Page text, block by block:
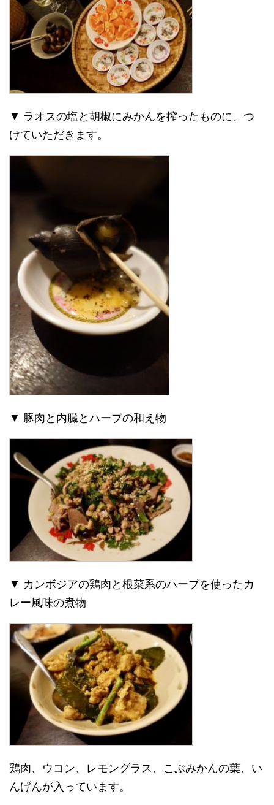
▼ ラオスの塩と胡椒にみかんを搾ったものに、つ
けていただきます。
▼ 豚肉と内臓とハーブの和え物
▼ カンボジアの鶏肉と根菜系のハーブを使ったカ
レー風味の煮物
鶏肉、ウコン、レモングラス、こぶみかんの葉、い
んげんが入っています。